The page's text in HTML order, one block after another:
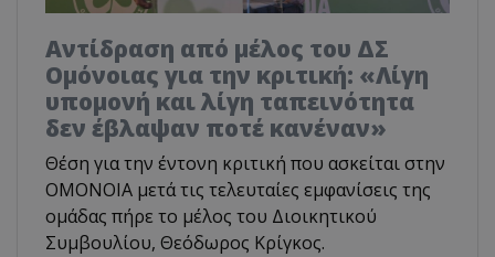
Αντίδραση από μέλος του ΔΣ
Ομόνοιας για την κριτική: «Λίγη
υπομονή και λίγη ταπεινότητα
δεν έβλαψαν ποτέ κανέναν»
Θέση για την έντονη κριτική που ασκείται στην
ΟΜΟΝΟΙΑ μετά τις τελευταίες εμφανίσεις της
ομάδας πήρε το μέλος του Διοικητικού
Συμβουλίου, Θεόδωρος Κρίγκος.